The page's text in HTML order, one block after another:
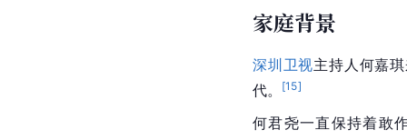
家庭背景
深圳卫视主持人何嘉
代。
[15]
何君尧一直保持着敢